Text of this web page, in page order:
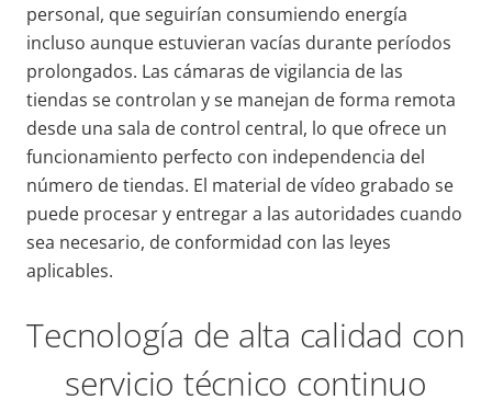
personal, que seguirían consumiendo energía
incluso aunque estuvieran vacías durante períodos
prolongados. Las cámaras de vigilancia de las
tiendas se controlan y se manejan de forma remota
desde una sala de control central, lo que ofrece un
funcionamiento perfecto con independencia del
número de tiendas. El material de vídeo grabado se
puede procesar y entregar a las autoridades cuando
sea necesario, de conformidad con las leyes
aplicables.
Tecnología de alta calidad con
servicio técnico continuo